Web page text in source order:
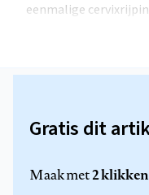
eenmalige
Gratis dit
Maak met2 klikken